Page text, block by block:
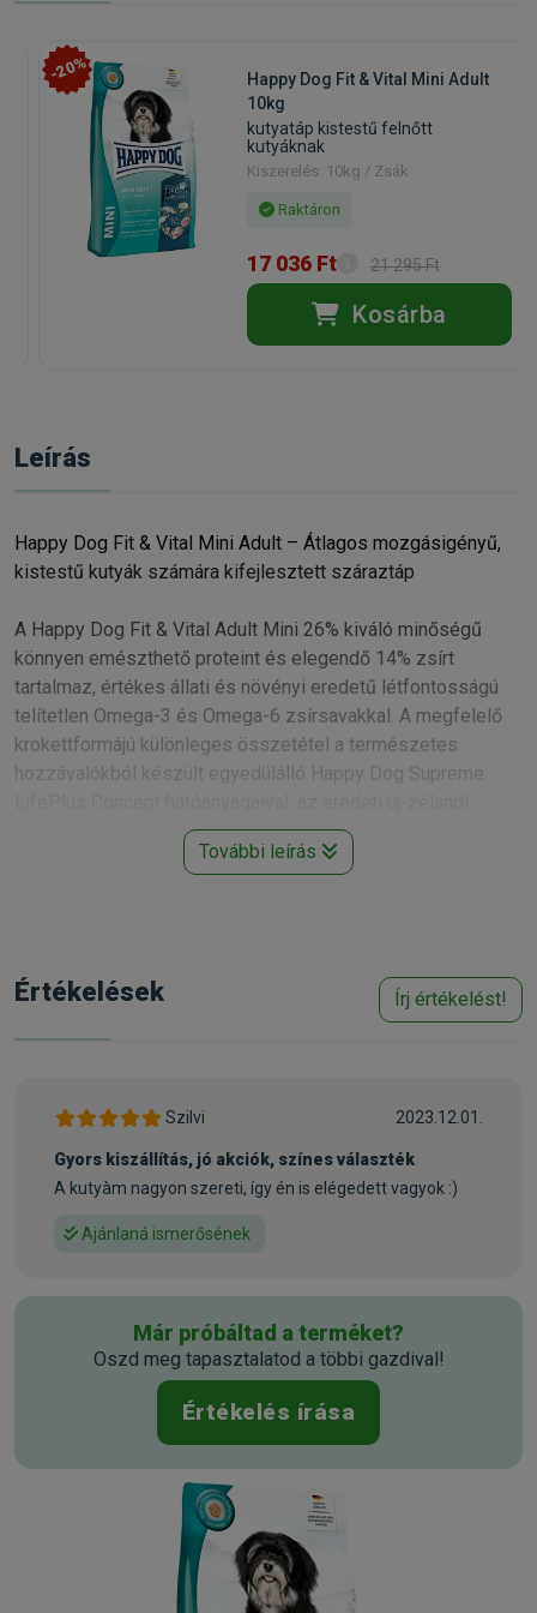
-20%
Happy Dog Fit & Vital Mini Adult
10kg
kutyatáp kistestű felnőtt
kutyáknak
Kiszerelés: 10kg / Zsák
Raktáron
17 036 Ft 21 295 Ft
Kosárba
Leírás
Happy Dog Fit & Vital Mini Adult – Átlagos mozgásigényű,
kistestű kutyák számára kifejlesztett száraztáp
A Happy Dog Fit & Vital Adult Mini 26% kiváló minőségű
könnyen emészthető proteint és elegendő 14% zsírt
tartalmaz, értékes állati és növényi eredetű létfontosságú
telítetlen Omega-3 és Omega-6 zsírsavakkal. A megfelelő
krokettformájú különleges összetétel a természetes
hozzávalókból készült egyedülálló Happy Dog Supreme
kagylóval tökéletesen megfelelő minden max. 10kg súlyú
kifejlett kutya számára. Az Adult Mini energiatartalma a
problémák kialakulását is.
• Normál energiaigényű, kifejlett kutyáknak 10kg-ig (26/14)
krokettel
Összetétel:
kukorica, olajok és zsírok, árpa, töpörtyű, halliszt (5%, ebből
cukorrépaszelet* (cukormentesített), almatörköly*, kálium-
klorid, élesztő*, nátrium-klorid, tengeri alga*, lenmag (0,16%),
szárított egész tojás (0,1%), máriatövis, élesztő* (extrahált),
kagylóhús* (0,02%), yucca schidigera*, articsóka,
gyermekláncfű, gyömbér (0,016%), nyírfalevél, csalán,
kamilla, koriander, rozmaring, zsálya, édesgyökér, kakukkfű
(szárított gyógynövények összesen: 0,15%)
Analaitikai összetevk:
Nyersfehérje 26,0%, nyerszsír 14,0%, nyersrost 2,0%,
nyershamu 7%, kalcium 1,50%, foszfor 0,95%, nátrium 0,35%,
További leírás
Értékelések Írj értékelést!
Már próbáltad a terméket?
Oszd meg tapasztalatod a többi gazdival!
Értékelés írása
Szilvi 2023.12.01.
Gyors kiszállítás, jó akciók, színes választék
A kutyàm nagyon szereti, így én is elégedett vagyok :)
Ajánlaná ismerősének